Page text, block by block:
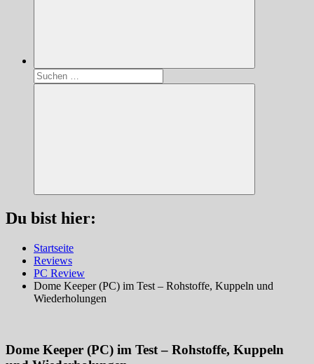
Suchen
nach:
Suchen
Du bist hier:
Startseite
Reviews
PC Review
Dome Keeper (PC) im Test – Rohstoffe, Kuppeln und
Wiederholungen
Dome Keeper (PC) im Test – Rohstoffe, Kuppeln